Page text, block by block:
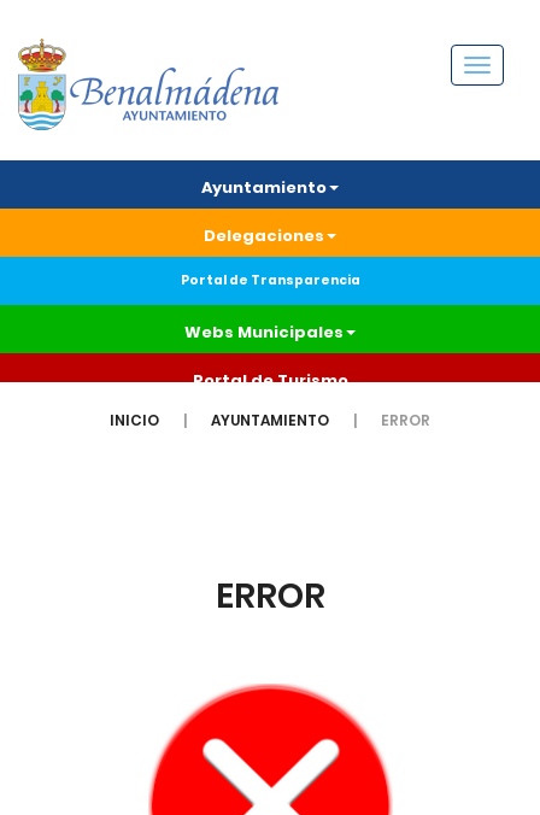
Menú
Ayuntamiento
Delegaciones
Portal de Transparencia
Webs Municipales
Portal de Turismo
INICIO AYUNTAMIENTO ERROR
ERROR